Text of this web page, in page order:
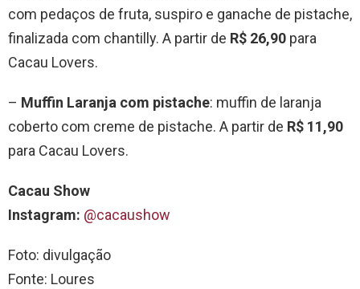
com pedaços de fruta, suspiro e ganache de pistache,
finalizada com chantilly. A partir de R$ 26,90 para
Cacau Lovers.
– Muffin Laranja com pistache: muffin de laranja
coberto com creme de pistache. A partir de R$ 11,90
para Cacau Lovers.
Cacau Show
Instagram: @cacaushow
Foto: divulgação
Fonte: Loures